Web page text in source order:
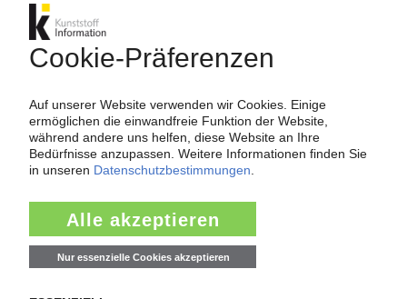
Jetzt weiterlesen mit einem KI Abo:
Ihr KI Zugang
jährlich kündbar
ab99€/Monat
Jetzt kostenlos testen
Bereits KI-Abonnent? Jetzt